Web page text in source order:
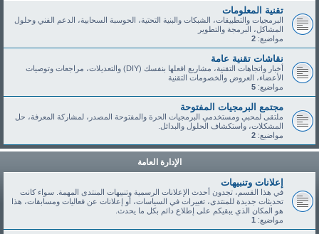
تقنية المعلومات
البرمجيات والتطبيقات، الشبكات والبنية التحتية، الحوسبة السحابية، الدعم الفني وحلول
المشاكل، البرمجة والتطوير
مواضيع: 2
نقاشات تقنية عامة
أخبار واتجاهات التقنية، مشاريع افعلها بنفسك (DIY) والتعديلات، مراجعات وتوصيات
الأعضاء، العروض والخصومات التقنية
مواضيع: 5
مجتمع البرمجيات المفتوحة
ملتقى لمحبي ومستخدمي البرمجيات الحرة والمفتوحة المصدر، لمشاركة المعرفة، حل
المشكلات، واستكشاف الحلول والبدائل.
مواضيع: 2
الإدارة العامة
إعلانات وتنبيهات
في هذا القسم، تجدون أحدث الإعلانات الرسمية وتنبيهات المنتدى المهمة. سواء كانت
تحديثات جديدة للمنتدى، تغييرات في السياسات، أو إعلانات عن فعاليات ومسابقات، هذا
هو المكان الذي يبقيكم على إطلاع دائم بكل ما يحدث.
مواضيع: 1